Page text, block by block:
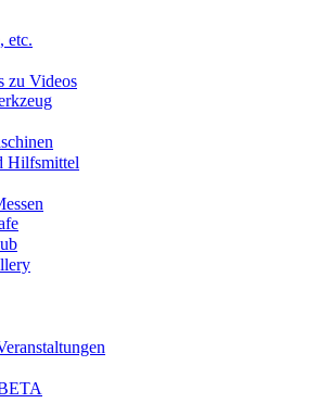
etc.
Videos
Hilfsmittel